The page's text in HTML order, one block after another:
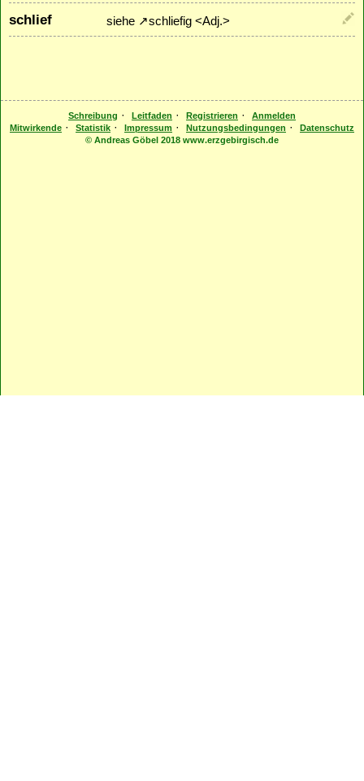
schlief siehe ↗schliefig <Adj.>
Schreibung · Leitfaden · Registrieren ·
Anmelden
Mitwirkende · Statistik · Impressum · Nutzungsbedingungen ·
Datenschutz
© Andreas Göbel 2018 www.erzgebirgisch.de